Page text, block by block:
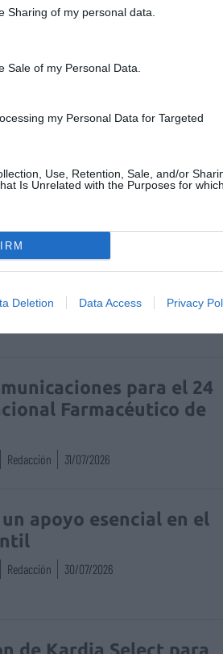
Sharing of my personal data.
Sale of my Personal Data.
my Personal Data for Targeted
Use, Retention, Sale, and/or
Is Unrelated with the Purposes for
Deletion Data Access Privacy
de medicamentos de
seguridad y trazabilidad
28/07/2026
para el 24
Farmacéutico de
Redacción 31/07/2026
apoyo esencial en el
Redacción 30/07/2026
de Kardia Select para